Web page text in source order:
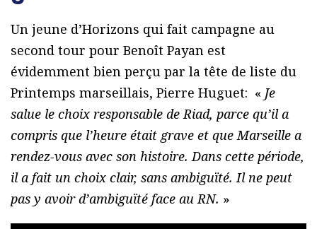
Un jeune d’Horizons qui fait campagne au
second tour pour Benoît Payan est
évidemment bien perçu par la tête de liste du
Printemps marseillais, Pierre Huguet: « Je
salue le choix responsable de Riad, parce qu’il a
compris que l’heure était grave et que Marseille a
rendez-vous avec son histoire. Dans cette période,
il a fait un choix clair, sans ambiguïté. Il ne peut
pas y avoir d’ambiguïté face au RN. »